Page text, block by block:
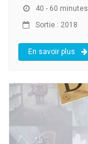
40 - 60 minutes
Sortie : 2018
En savoir plus